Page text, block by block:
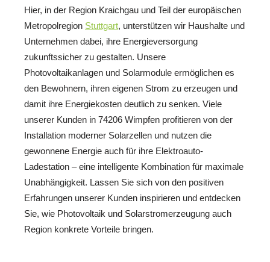
Hier, in der Region Kraichgau und Teil der europäischen
Metropolregion Stuttgart, unterstützen wir Haushalte und
Unternehmen dabei, ihre Energieversorgung
zukunftssicher zu gestalten. Unsere
Photovoltaikanlagen und Solarmodule ermöglichen es
den Bewohnern, ihren eigenen Strom zu erzeugen und
damit ihre Energiekosten deutlich zu senken. Viele
unserer Kunden in 74206 Wimpfen profitieren von der
Installation moderner Solarzellen und nutzen die
gewonnene Energie auch für ihre Elektroauto-
Ladestation – eine intelligente Kombination für maximale
Unabhängigkeit. Lassen Sie sich von den positiven
Erfahrungen unserer Kunden inspirieren und entdecken
Sie, wie Photovoltaik und Solarstromerzeugung auch
Region konkrete Vorteile bringen.